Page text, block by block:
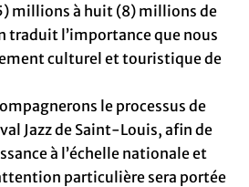
millions à huit (8) millions de
traduit l’importance que nous
culturel et touristique de
le processus de
Jazz de Saint-Louis, afin de
à l’échelle nationale et
particulière sera portée